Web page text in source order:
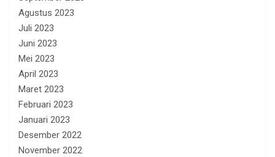
Agustus 2023
Juli 2023
Juni 2023
Mei 2023
April 2023
Maret 2023
Februari 2023
Januari 2023
Desember 2022
November 2022